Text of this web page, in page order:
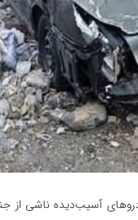
آسیب‌دیده ناشی از